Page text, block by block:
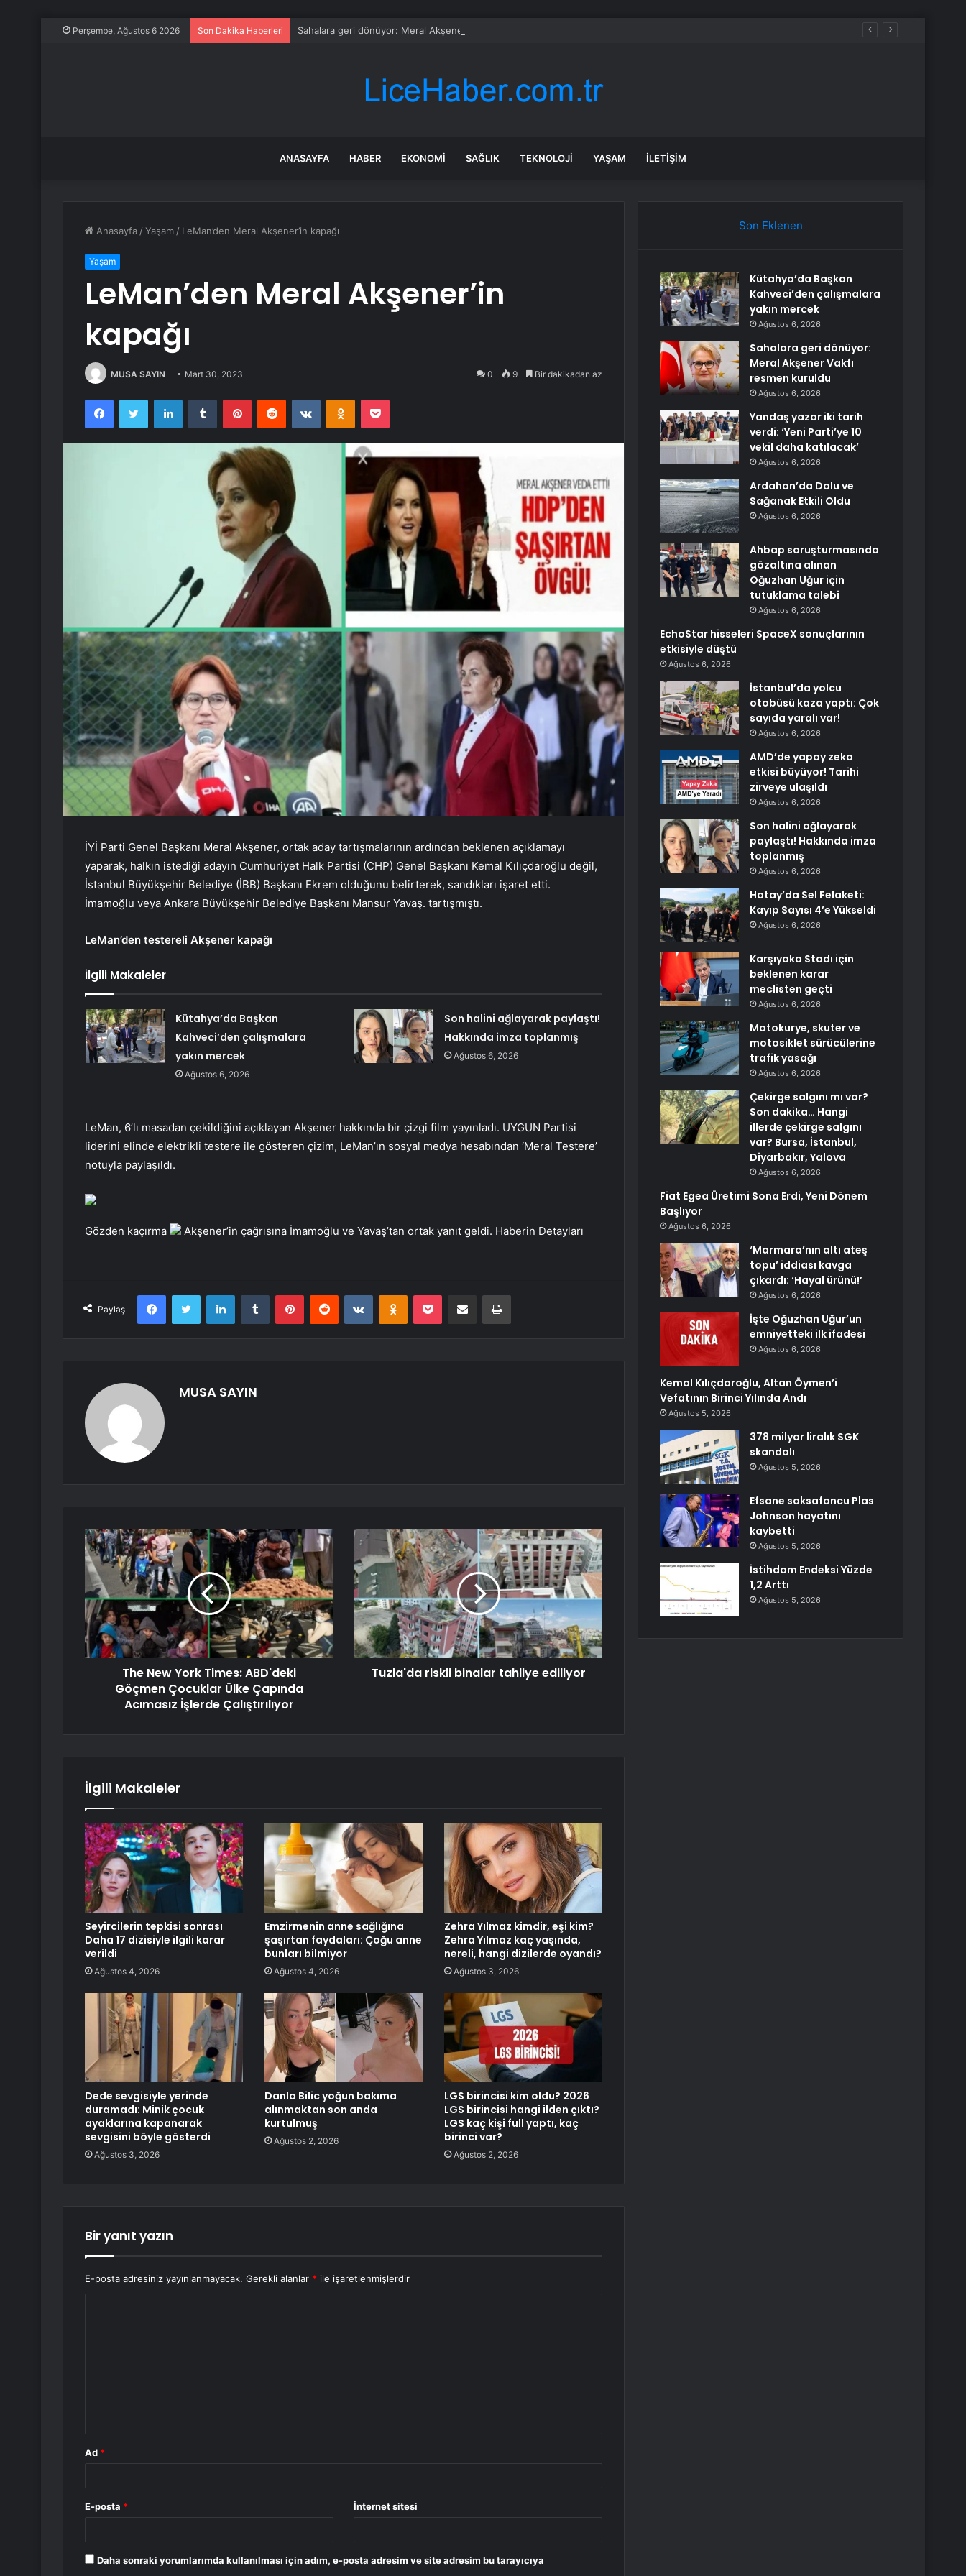
Perşembe, Ağustos 6 2026 Son Dakika Haberleri Sahalara geri dönüyor: Meral Akşener Vakfı resmen kuruldu
ANASAYFA HABER EKONOMI SAĞLIK TEKNOLOJI YAŞAM İLETIŞIM
Anasayfa /Yaşam / LeMan’den Meral Akşener’in kapağı
Yaşam
LeMan’den Meral Akşener’in
kapağı
MUSA SAYIN Mart 30, 2023 0 9 Bir dakikadan az
FacebookTwitter LinkedInTumblr PinterestReddit VKontakteOdnoklassniki
Pocket
İYİ Parti Genel Başkanı Meral Akşener, ortak aday tartışmalarının ardından beklenen açıklamayı
yaparak, halkın istediği adayın Cumhuriyet Halk Partisi (CHP) Genel Başkanı Kemal Kılıçdaroğlu değil,
İstanbul Büyükşehir Belediye (İBB) Başkanı Ekrem olduğunu belirterek, sandıkları işaret etti.
İmamoğlu veya Ankara Büyükşehir Belediye Başkanı Mansur Yavaş. tartışmıştı.
LeMan’den testereli Akşener kapağı
İlgili Makaleler
Kütahya’da Başkan
Kahveci’den çalışmalara
yakın mercek
Ağustos 6, 2026
Son halini ağlayarak paylaştı!
Hakkında imza toplanmış
Ağustos 6, 2026
LeMan, 6’lı masadan çekildiğini açıklayan Akşener hakkında bir çizgi film yayınladı. UYGUN Partisi
liderini elinde elektrikli testere ile gösteren çizim, LeMan’ın sosyal medya hesabından ‘Meral Testere’
notuyla paylaşıldı.
Gözden kaçırma Akşener’in çağrısına İmamoğlu ve Yavaş’tan ortak yanıt geldi. Haberin Detayları
Paylaş
FacebookTwitter LinkedInTumblr PinterestReddit VKontakteOdnoklassniki
Pocket E-Posta ile paylaş Yazdır
MUSA SAYIN
The New York Times: ABD'deki
Göçmen Çocuklar Ülke Çapında
Acımasız İşlerde Çalıştırılıyor
Tuzla'da riskli binalar tahliye ediliyor
İlgili Makaleler
Seyircilerin tepkisi sonrası
Daha 17 dizisiyle ilgili karar
verildi
Ağustos 4, 2026
Emzirmenin anne sağlığına
şaşırtan faydaları: Çoğu anne
bunları bilmiyor
Ağustos 4, 2026
Zehra Yılmaz kimdir, eşi kim?
Zehra Yılmaz kaç yaşında,
nereli, hangi dizilerde oyandı?
Ağustos 3, 2026
Dede sevgisiyle yerinde
duramadı: Minik çocuk
ayaklarına kapanarak
sevgisini böyle gösterdi
Ağustos 3, 2026
Danla Bilic yoğun bakıma
alınmaktan son anda
kurtulmuş
Ağustos 2, 2026
LGS birincisi kim oldu? 2026
LGS birincisi hangi ilden çıktı?
LGS kaç kişi full yaptı, kaç
birinci var?
Ağustos 2, 2026
Bir yanıt yazın
E-posta adresiniz yayınlanmayacak. Gerekli alanlar * ile işaretlenmişlerdir
Ad *
E-posta * İnternet sitesi
Daha sonraki yorumlarımda kullanılması için adım, e-posta adresim ve site adresim bu tarayıcıya
Son Eklenen
Kütahya’da Başkan
Kahveci’den çalışmalara
yakın mercek
Ağustos 6, 2026
Sahalara geri dönüyor:
Meral Akşener Vakfı
resmen kuruldu
Ağustos 6, 2026
Yandaş yazar iki tarih
verdi: ‘Yeni Parti’ye 10
vekil daha katılacak’
Ağustos 6, 2026
Ardahan’da Dolu ve
Sağanak Etkili Oldu
Ağustos 6, 2026
Ahbap soruşturmasında
gözaltına alınan
Oğuzhan Uğur için
tutuklama talebi
Ağustos 6, 2026
EchoStar hisseleri SpaceX sonuçlarının
etkisiyle düştü
Ağustos 6, 2026
İstanbul’da yolcu
otobüsü kaza yaptı: Çok
sayıda yaralı var!
Ağustos 6, 2026
AMD’de yapay zeka
etkisi büyüyor! Tarihi
zirveye ulaşıldı
Ağustos 6, 2026
Son halini ağlayarak
paylaştı! Hakkında imza
toplanmış
Ağustos 6, 2026
Hatay’da Sel Felaketi:
Kayıp Sayısı 4’e Yükseldi
Ağustos 6, 2026
Karşıyaka Stadı için
beklenen karar
meclisten geçti
Ağustos 6, 2026
Motokurye, skuter ve
motosiklet sürücülerine
trafik yasağı
Ağustos 6, 2026
Çekirge salgını mı var?
Son dakika… Hangi
illerde çekirge salgını
var? Bursa, İstanbul,
Diyarbakır, Yalova
Ağustos 6, 2026
Fiat Egea Üretimi Sona Erdi, Yeni Dönem
Başlıyor
Ağustos 6, 2026
‘Marmara’nın altı ateş
topu’ iddiası kavga
çıkardı: ‘Hayal ürünü!’
Ağustos 6, 2026
İşte Oğuzhan Uğur’un
emniyetteki ilk ifadesi
Ağustos 6, 2026
Kemal Kılıçdaroğlu, Altan Öymen’i
Vefatının Birinci Yılında Andı
Ağustos 5, 2026
378 milyar liralık SGK
skandalı
Ağustos 5, 2026
Efsane saksafoncu Plas
Johnson hayatını
kaybetti
Ağustos 5, 2026
İstihdam Endeksi Yüzde
1,2 Arttı
Ağustos 5, 2026